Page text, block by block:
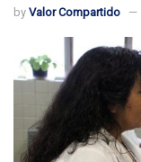
by Valor Compartido